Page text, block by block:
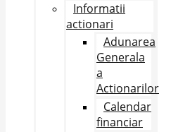
Informatii
actionari
Adunarea
Generala
a
Actionarilor
Calendar
financiar